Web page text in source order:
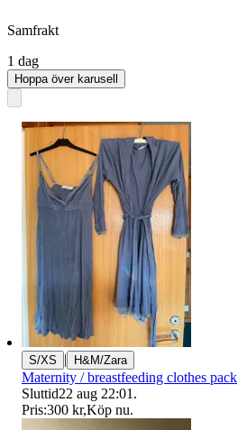
Samfrakt
1 dag
Hoppa över karusell
S/XS | H&M/Zara
Maternity / breastfeeding clothes pack
Sluttid22 aug 22:01 .
Pris:300 kr,Köp nu.